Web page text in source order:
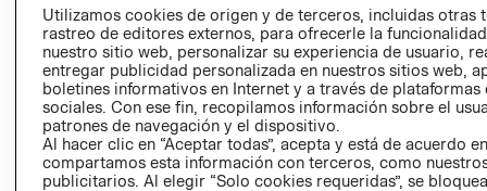
AVISO DE
PRIVACIDAD
GIFT CARD
AVISO DE
COOKIES
Utilizamos cookies de origen y de terceros, incluidas otras
rastreo de editores externos, para ofrecerle la
nuestro sitio web, personalizar su experiencia de usuario,
entregar publicidad personalizada en nuestros sitios web,
boletines informativos en Internet y a través de plataformas
sociales. Con ese fin, recopilamos información sobre el
patrones de navegación y el dispositivo.
Al hacer clic en “Aceptar todas”, acepta y está de acuerdo
compartamos esta información con terceros, como
publicitarios. Al elegir “Solo cookies requeridas”, se